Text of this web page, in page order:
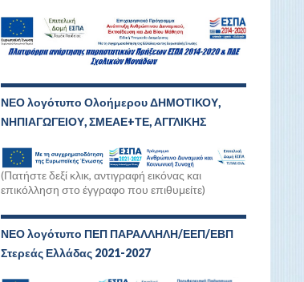
ΝΕΟ λογότυπο Ολοήμερου ΔΗΜΟΤΙΚΟΥ,
ΝΗΠΙΑΓΩΓΕΙΟΥ, ΣΜΕΑΕ+ΤΕ, ΑΓΓΛΙΚΗΣ
(Πατήστε δεξί κλικ, αντιγραφή εικόνας και
επικόλληση στο έγγραφο που επιθυμείτε)
ΝΕΟ λογότυπο ΠΕΠ ΠΑΡΑΛΛΗΛΗ/ΕΕΠ/ΕΒΠ
Στερεάς Ελλάδας 2021-2027